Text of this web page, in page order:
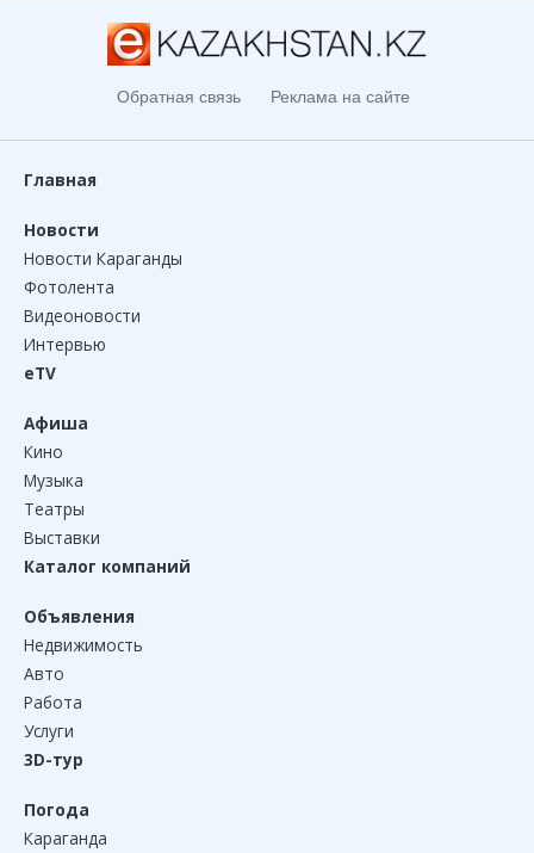
Обратная связь Реклама на сайте
Главная
Новости
Новости Караганды
Фотолента
Видеоновости
Интервью
eTV
Афиша
Кино
Музыка
Театры
Выставки
Каталог компаний
Объявления
Недвижимость
Авто
Работа
Услуги
3D-тур
Погода
Караганда